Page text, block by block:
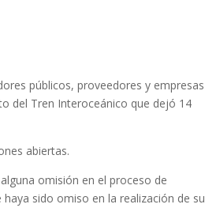
públicos, proveedores y empresas
del Tren Interoceánico que dejó 14
abiertas.
omisión en el proceso de
sido omiso en la realización de su